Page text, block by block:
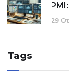
29
Tags